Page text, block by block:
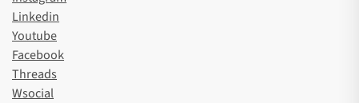
Linkedin
Youtube
Facebook
Threads
Wsocial